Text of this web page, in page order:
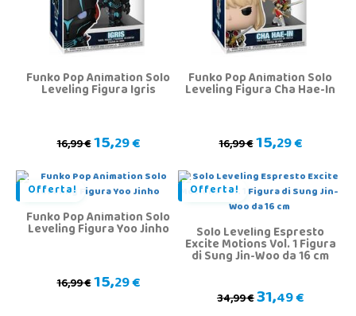
Funko Pop Animation Solo
Leveling Figura Igris
16,99 €15,29 €
Funko Pop Animation Solo
Leveling Figura Cha Hae-In
16,99 €15,29 €
Offerta!
Funko Pop Animation Solo
Leveling Figura Yoo Jinho
16,99 €15,29 €
Offerta!
Solo Leveling Espresto
Excite Motions Vol. 1 Figura
di Sung Jin-Woo da 16 cm
34,99 €31,49 €